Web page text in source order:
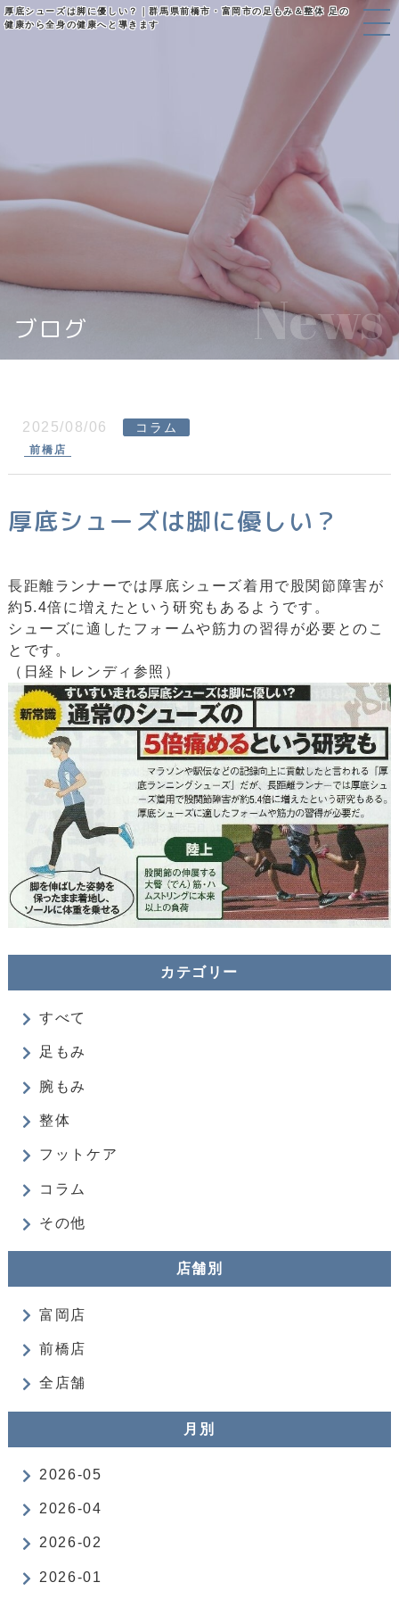
厚底シューズは脚に優しい？｜群馬県前橋市・富岡市の足もみ＆整体 足の
健康から全身の健康へと導きます
ブログ News
2025/08/06 コラム
前橋店
厚底シューズは脚に優しい？
長距離ランナーでは厚底シューズ着用で股関節障害が
約5.4倍に増えたという研究もあるようです。
シューズに適したフォームや筋力の習得が必要とのこ
とです。
（日経トレンディ参照）
カテゴリー
すべて
足もみ
腕もみ
整体
フットケア
コラム
その他
店舗別
富岡店
前橋店
全店舗
月別
2026-05
2026-04
2026-02
2026-01